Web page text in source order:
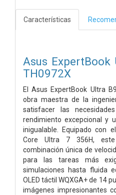
Características
Asus ExpertBook
TH0972X
El Asus ExpertBook Ultra
obra maestra de la
satisfacer las
rendimiento excepcional y
inigualable. Equipado con
Core Ultra 7 356H,
combinación única de
para las tareas más
simulaciones hasta fluida
OLED táctil WQXGA+ de 14
imágenes impresionantes